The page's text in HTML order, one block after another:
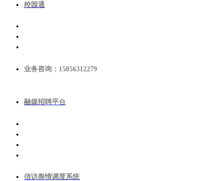
校园通
业务咨询：15856312279
融媒招聘平台
信访舆情调度系统